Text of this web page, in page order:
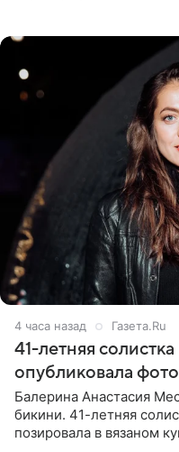
4 часа назад Газета.Ru
41-летняя
опубликовала
Балерина Анастасия
бикини. 41-летняя
позировала в вязаном